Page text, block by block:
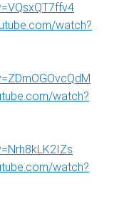
watch?
watch?
watch?